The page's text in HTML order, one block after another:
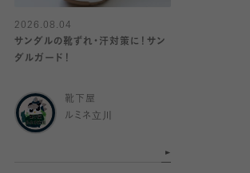
2026.08.04
サンダルの靴ずれ・汗対策に！サン
ダルガード！
靴下屋
ルミネ立川